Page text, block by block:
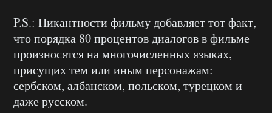
P.S.: Пикантности фильму добавляет тот факт,
что порядка 80 процентов диалогов в фильме
произносятся на многочисленных языках,
присущих тем или иным персонажам:
сербском, албанском, польском, турецком и
даже русском.